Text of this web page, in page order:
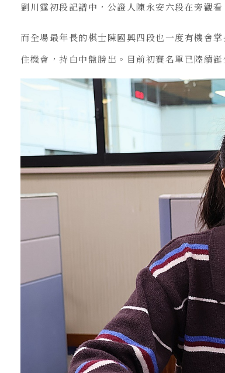
劉川霆初段記譜中，公證人陳永安六段在旁觀看
而全場最年長的棋士陳國興四段也一度有機會
住機會，持白中盤勝出。目前初賽名單已陸續